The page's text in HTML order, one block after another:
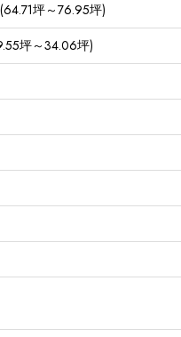
坪～76.95坪)
坪～34.06坪)